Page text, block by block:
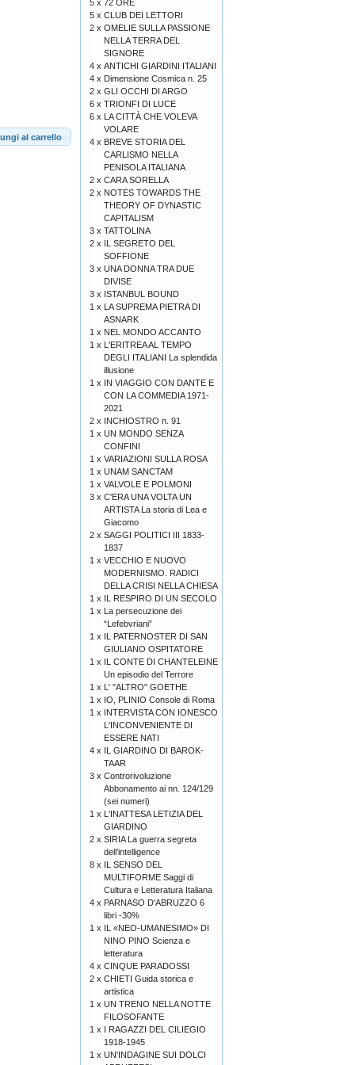
al carrello
5 x 72 ORE
5 x CLUB DEI LETTORI
2 x OMELIE SULLA PASSIONE
NELLA TERRA DEL
SIGNORE
4 x ANTICHI GIARDINI ITALIANI
4 x Dimensione Cosmica n. 25
2 x GLI OCCHI DI ARGO
6 x TRIONFI DI LUCE
6 x LA CITTÀ CHE VOLEVA
VOLARE
4 x BREVE STORIA DEL
CARLISMO NELLA
PENISOLA ITALIANA
2 x CARA SORELLA
2 x NOTES TOWARDS THE
THEORY OF DYNASTIC
CAPITALISM
3 x TATTOLINA
2 x IL SEGRETO DEL
SOFFIONE
3 x UNA DONNA TRA DUE
DIVISE
3 x ISTANBUL BOUND
1 x LA SUPREMA PIETRA DI
ASNARK
1 x NEL MONDO ACCANTO
1 x L'ERITREA AL TEMPO
DEGLI ITALIANI La splendida
illusione
1 x IN VIAGGIO CON DANTE E
CON LA COMMEDIA 1971-
2021
2 x INCHIOSTRO n. 91
1 x UN MONDO SENZA
CONFINI
1 x VARIAZIONI SULLA ROSA
1 x UNAM SANCTAM
1 x VALVOLE E POLMONI
3 x C'ERA UNA VOLTA UN
ARTISTA La storia di Lea e
Giacomo
2 x SAGGI POLITICI III 1833-
1837
1 x VECCHIO E NUOVO
MODERNISMO. RADICI
DELLA CRISI NELLA CHIESA
1 x IL RESPIRO DI UN SECOLO
1 x La persecuzione dei
“Lefebvriani”
1 x IL PATERNOSTER DI SAN
GIULIANO OSPITATORE
1 x IL CONTE DI CHANTELEINE
Un episodio del Terrore
1 x L' "ALTRO" GOETHE
1 x IO, PLINIO Console di Roma
1 x INTERVISTA CON IONESCO
L'INCONVENIENTE DI
ESSERE NATI
4 x IL GIARDINO DI BAROK-
TAAR
3 x Controrivoluzione
Abbonamento ai nn. 124/129
(sei numeri)
1 x L'INATTESA LETIZIA DEL
GIARDINO
2 x SIRIA La guerra segreta
dell’intelligence
8 x IL SENSO DEL
MULTIFORME Saggi di
Cultura e Letteratura Italiana
4 x PARNASO D'ABRUZZO 6
libri -30%
1 x IL «NEO-UMANESIMO» DI
NINO PINO Scienza e
letteratura
4 x CINQUE PARADOSSI
2 x CHIETI Guida storica e
artistica
1 x UN TRENO NELLA NOTTE
FILOSOFANTE
1 x I RAGAZZI DEL CILIEGIO
1918-1945
1 x UN'INDAGINE SUI DOLCI